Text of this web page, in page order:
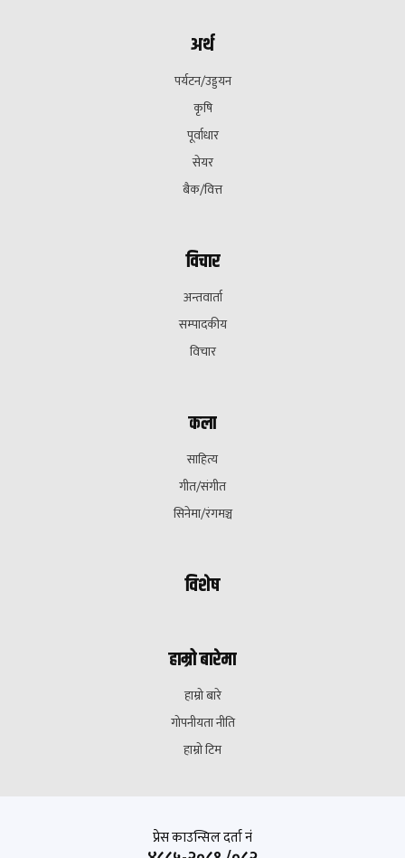
अर्थ
पर्यटन/उड्डयन
कृषि
पूर्वाधार
सेयर
बैक/वित्त
विचार
अन्तवार्ता
सम्पादकीय
विचार
कला
साहित्य
गीत/संगीत
सिनेमा/रंगमञ्च
विशेष
हाम्रो बारेमा
हाम्रो बारे
गोपनीयता नीति
हाम्रो टिम
प्रेस काउन्सिल दर्ता नं